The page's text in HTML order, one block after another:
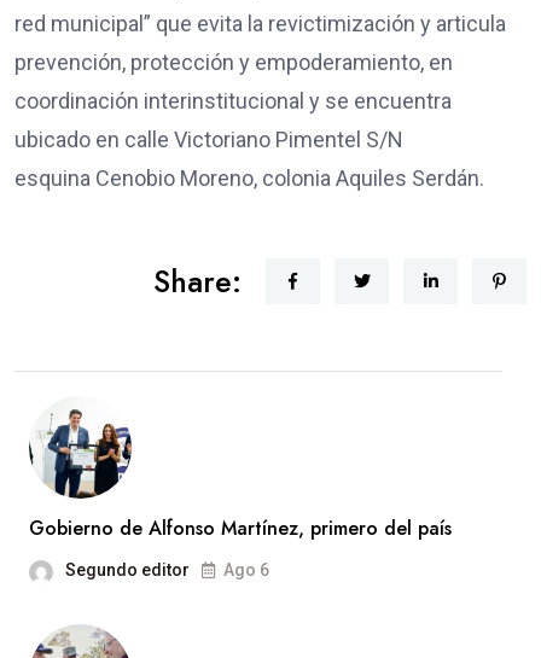
red municipal” que evita la revictimización y articula
prevención, protección y empoderamiento, en
coordinación interinstitucional y se encuentra
ubicado en calle Victoriano Pimentel S/N
esquina Cenobio Moreno, colonia Aquiles Serdán.
Share:
Gobierno de Alfonso Martínez, primero del país
Segundo editor Ago 6